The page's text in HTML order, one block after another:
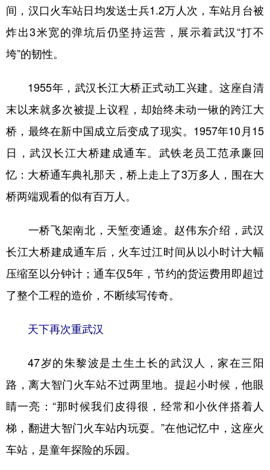
间，汉口火车站日均发送士兵1.2万人次，车站月台被
炸出3米宽的弹坑后仍坚持运营，展示着武汉“打不
垮”的韧性。
1955年，武汉长江大桥正式动工兴建。这座自清
末以来就多次被提上议程，却始终未动一锹的跨江大
桥，最终在新中国成立后变成了现实。1957年10月15
日，武汉长江大桥建成通车。武铁老员工范承廉回
忆：大桥通车典礼那天，桥上走上了3万多人，围在大
桥两端观看的似有百万人。
一桥飞架南北，天堑变通途。赵伟东介绍，武汉
长江大桥建成通车后，火车过江时间从以小时计大幅
压缩至以分钟计；通车仅5年，节约的货运费用即超过
了整个工程的造价，不断续写传奇。
天下再次重武汉
47岁的朱黎波是土生土长的武汉人，家在三阳
路，离大智门火车站不过两里地。提起小时候，他眼
睛一亮：“那时候我们皮得很，经常和小伙伴搭着人
梯，翻进大智门火车站内玩耍。”在他记忆中，这座火
车站，是童年探险的乐园。